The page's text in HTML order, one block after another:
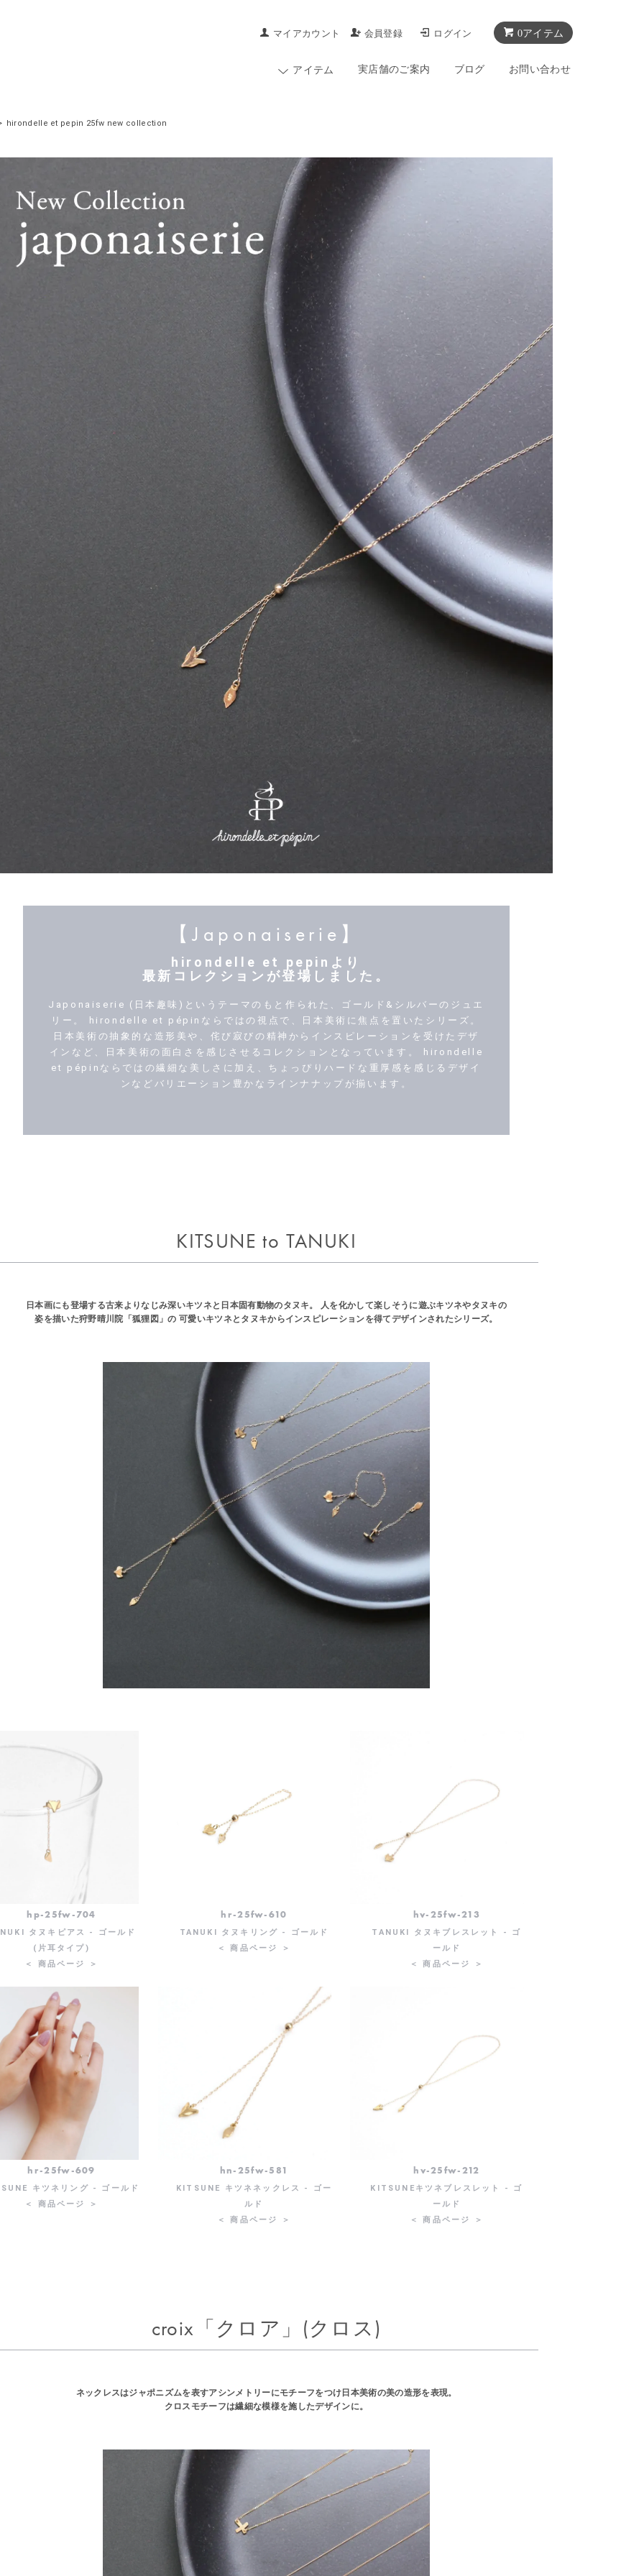
0アイテム
マイアカウント 会員登録 ログイン
アイテム 実店舗のご案内 ブログ お問い合わせ
hirondelle et pepin 25fw new collection
【Japonaiserie】
hirondelle et pepinより
最新コレクションが登場しました。
Japonaiserie (日本趣味)というテーマのもと作られた、ゴールド&シルバーのジュエ
リー。 hirondelle et pépinならではの視点で、日本美術に焦点を置いたシリーズ。
日本美術の抽象的な造形美や、侘び寂びの精神からインスピレーションを受けたデザ
インなど、日本美術の面白さを感じさせるコレクションとなっています。 hirondelle
et pépinならではの繊細な美しさに加え、ちょっぴりハードな重厚感を感じるデザイ
ンなどバリエーション豊かなラインナナップが揃います。
KITSUNE to TANUKI
日本画にも登場する古来よりなじみ深いキツネと日本固有動物のタヌキ。 人を化かして楽しそうに遊ぶキツネやタヌキの
姿を描いた狩野晴川院「狐狸図」の 可愛いキツネとタヌキからインスピレーションを得てデザインされたシリーズ。
hp-25fw-704
タヌキピアス - ゴールド
(片耳タイプ)
＜ 商品ページ ＞
hr-25fw-610
TANUKI タヌキリング - ゴールド
＜ 商品ページ ＞
hv-25fw-213
TANUKI タヌキブレスレット - ゴ
ールド
＜ 商品ページ ＞
hr-25fw-609
キツネリング - ゴールド
＜ 商品ページ ＞
hn-25fw-581
KITSUNE キツネネックレス - ゴー
ルド
＜ 商品ページ ＞
hv-25fw-212
KITSUNEキツネブレスレット - ゴ
ールド
＜ 商品ページ ＞
croix「クロア」(クロス)
ネックレスはジャポニズムを表すアシンメトリーにモチーフをつけ日本美術の美の造形を表現。
クロスモチーフは繊細な模様を施したデザインに。